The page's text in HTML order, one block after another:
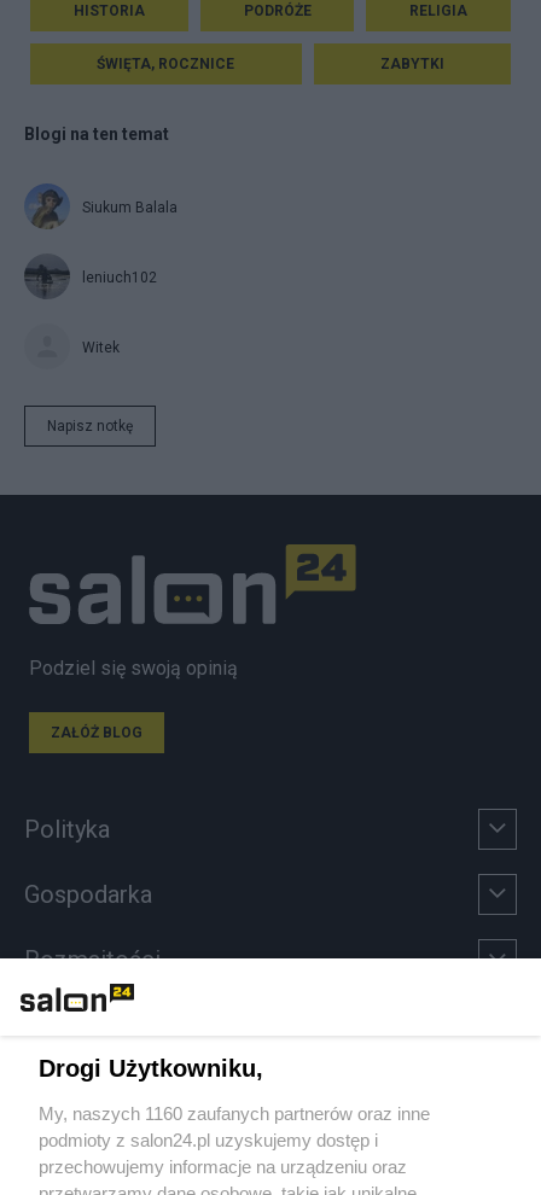
HISTORIA PODRÓŻE RELIGIA
ŚWIĘTA, ROCZNICE ZABYTKI
Blogi na ten temat
Siukum Balala
leniuch102
Witek
Napisz notkę
Podziel się swoją opinią
ZAŁÓŻ BLOG
Polityka
Gospodarka
Rozmaitości
Sport
Społeczeństwo
Drogi Użytkowniku,
My, naszych 1160 zaufanych partnerów oraz inne
podmioty z salon24.pl uzyskujemy dostęp i
przechowujemy informacje na urządzeniu oraz